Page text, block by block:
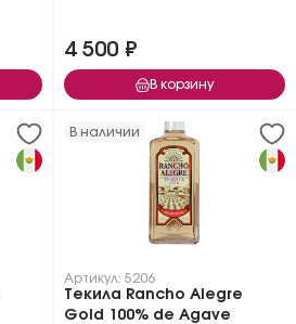
4 500 ₽
В корзину
В наличии
Артикул: 5206
Текила Rancho Alegre
Gold 100% de Agave